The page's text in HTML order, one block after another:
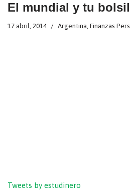
El mundial y tu
17 abril, 2014 Argentina Finanzas
Tweets by estudinero